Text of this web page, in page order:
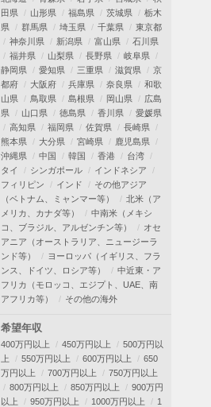
田県
山形県 福島県 茨城県
栃木
県
群馬県 埼玉県 千葉県
東京都
神奈川県
新潟県 富山県
石川県
福井県
山梨県 長野県
岐阜県
静岡県
愛知県 三重県 滋賀県
京
都府
大阪府 兵庫県 奈良県
和歌
山県
鳥取県 島根県 岡山県
広島
県
山口県 徳島県 香川県
愛媛県
高知県
福岡県 佐賀県
長崎県
熊本県
大分県 宮崎県
鹿児島県
沖縄県
中国 韓国 香港
台湾
タイ
シンガポール
インドネシア
フィリピン
インド
その他アジア
（ベトナム、ミャンマー等）
北米（ア
メリカ、カナダ等）
中南米（メキシ
コ、ブラジル、アルゼンチン等）
オセ
アニア（オーストラリア、ニュージーラ
ンド等）
ヨーロッパ（イギリス、フラ
ンス、ドイツ、ロシア等）
中近東・ア
フリカ（モロッコ、エジプト、UAE、南
アフリカ等）
その他の海外
希望年収
400万円以上 450万円以上
500万円以
上
550万円以上 600万円以上
650
万円以上
700万円以上
750万円以上
800万円以上
850万円以上
900万円
以上
950万円以上 1000万円以上
1